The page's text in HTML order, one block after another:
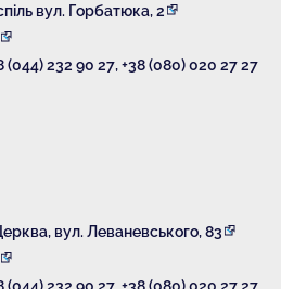
вул. Горбатюка, 2
(044) 232 90 27,+38 (080) 020 27 27
вул. Леваневського, 83
(044) 232 90 27 ,+38 (080) 020 27 27